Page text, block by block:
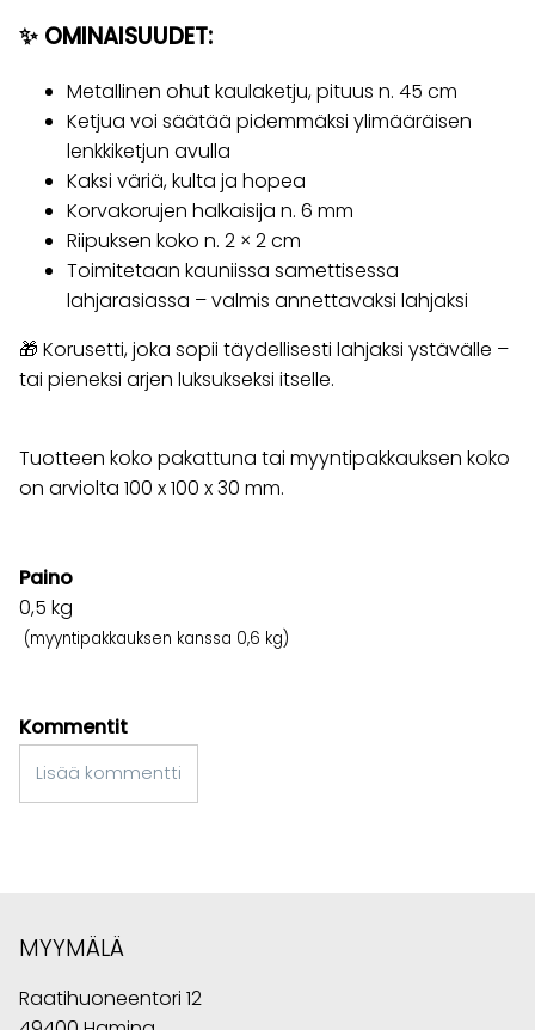
✨ OMINAISUUDET:
Metallinen ohut kaulaketju, pituus n. 45 cm
Ketjua voi säätää pidemmäksi ylimääräisen
lenkkiketjun avulla
Kaksi väriä, kulta ja hopea
Korvakorujen halkaisija n. 6 mm
Riipuksen koko n. 2 × 2 cm
Toimitetaan kauniissa samettisessa
lahjarasiassa – valmis annettavaksi lahjaksi
🎁 Korusetti, joka sopii täydellisesti lahjaksi ystävälle –
tai pieneksi arjen luksukseksi itselle.
Tuotteen koko pakattuna tai myyntipakkauksen koko
on arviolta 100 x 100 x 30 mm.
Paino
0,5 kg
(myyntipakkauksen kanssa 0,6 kg)
Kommentit
Lisää kommentti
MYYMÄLÄ
Raatihuoneentori 12